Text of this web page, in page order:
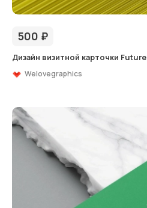
500 ₽
Дизайн визитной карточки Future
Welovegraphics